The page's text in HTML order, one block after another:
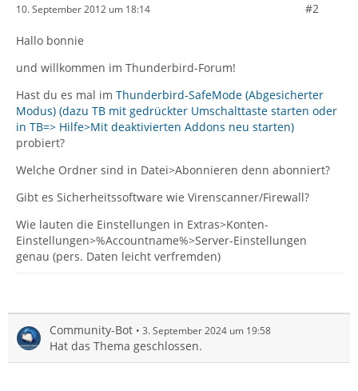
10. September 2012 um 18:14 #2
Hallo bonnie
und willkommen im Thunderbird-Forum!
Hast du es mal im Thunderbird-SafeMode (Abgesicherter
Modus) (dazu TB mit gedrückter Umschalttaste starten oder
in TB=> Hilfe>Mit deaktivierten Addons neu starten)
probiert?
Welche Ordner sind in Datei>Abonnieren denn abonniert?
Gibt es Sicherheitssoftware wie Virenscanner/Firewall?
Wie lauten die Einstellungen in Extras>Konten-
Einstellungen>%Accountname%>Server-Einstellungen
genau (pers. Daten leicht verfremden)
Community-Bot 3. September 2024 um 19:58
Hat das Thema geschlossen.